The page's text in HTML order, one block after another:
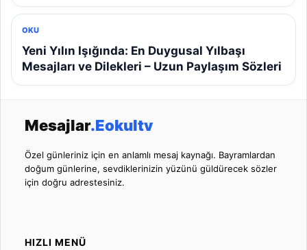
OKU
Yeni Yılın Işığında: En Duygusal Yılbaşı
Mesajları ve Dilekleri – Uzun Paylaşım Sözleri
Mesajlar.Eokultv
Özel günleriniz için en anlamlı mesaj kaynağı. Bayramlardan
doğum günlerine, sevdiklerinizin yüzünü güldürecek sözler
için doğru adrestesiniz.
HIZLI MENÜ